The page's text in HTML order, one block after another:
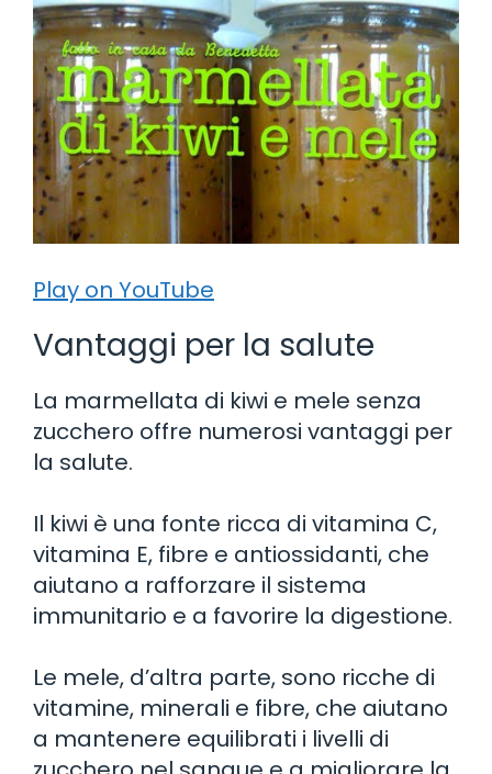
Play on YouTube
Vantaggi per la salute
La marmellata di kiwi e mele senza
zucchero offre numerosi vantaggi per
la salute.
Il kiwi è una fonte ricca di vitamina C,
vitamina E, fibre e antiossidanti, che
aiutano a rafforzare il sistema
immunitario e a favorire la digestione.
Le mele, d’altra parte, sono ricche di
vitamine, minerali e fibre, che aiutano
a mantenere equilibrati i livelli di